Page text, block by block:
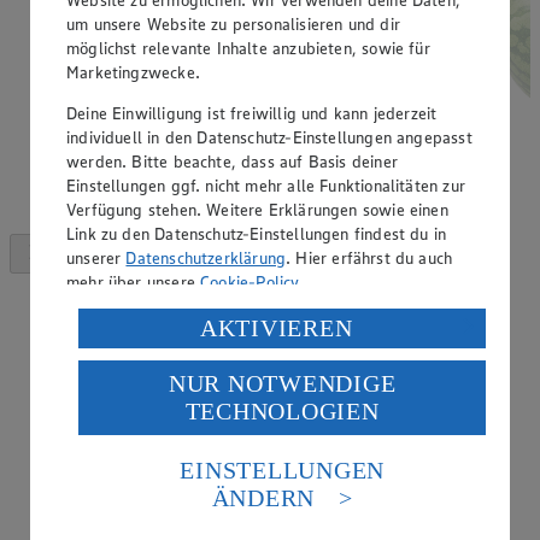
um unsere Website zu personalisieren und dir
möglichst relevante Inhalte anzubieten, sowie für
Marketingzwecke.
Deine Einwilligung ist freiwillig und kann jederzeit
individuell in den Datenschutz-Einstellungen angepasst
werden. Bitte beachte, dass auf Basis deiner
Einstellungen ggf. nicht mehr alle Funktionalitäten zur
Verfügung stehen. Weitere Erklärungen sowie einen
Link zu den Datenschutz-Einstellungen findest du in
unserer Datenschutzerklärung. Hier erfährst du auch
mehr über unsereCookie-Policy.
Verarbeitung deiner personenbezogenen Daten in den
USA durch Facebook und YouTube:
Wenn du auf „Aktivieren“ klickst, willigst du im Sinne
des Art. 49 Abs. 1 Satz 1 lit. a) DSGVO ein, dass deine
Daten in den USA verarbeitet werden. Der EuGH sieht
die USA als Land mit einem nach europäischen
Standards nicht angemessenen Datenschutzniveau an.
Es besteht das Risiko eines Zugriffs durch US-
AKTIVIEREN
NUR NOTWENDIGE
TECHNOLOGIEN
EINSTELLUNGEN
ÄNDERN